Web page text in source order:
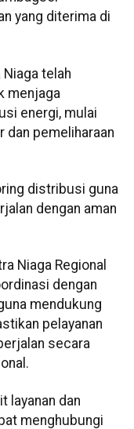
yang diterima di
telah
menjaga
energi, mulai
dan pemeliharaan
distribusi guna
dengan aman
Niaga Regional
dengan
mendukung
pelayanan
secara
layanan dan
menghubungi